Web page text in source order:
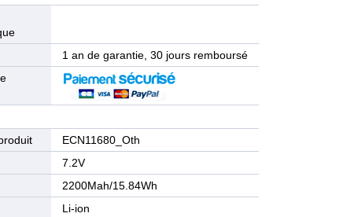
1 an de garantie, 30 jours remboursé
ECN11680_Oth
7.2V
2200Mah/15.84Wh
Li-ion